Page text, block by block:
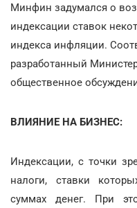
Минфин задумался о
индексации ставок
индекса инфляции.
разработанный
общественное
ВЛИЯНИЕ НА БИЗНЕС:
Индексации, с точки
налоги, ставки
суммах денег. При